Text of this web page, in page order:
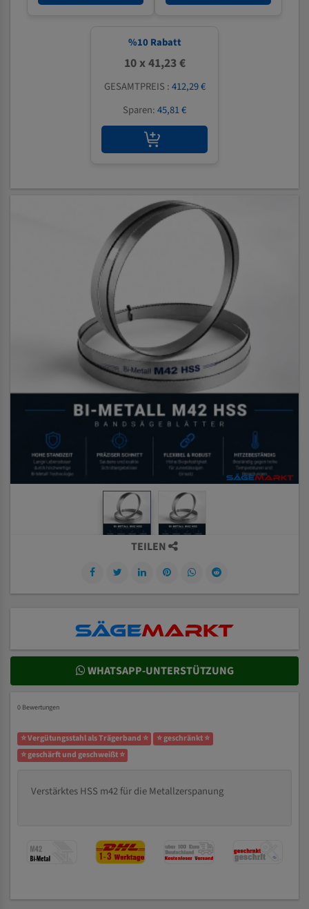
%10 Rabatt
10 x 41,23 €
GESAMTPREIS :412,29 €
Sparen:45,81 €
TEILEN
WHATSAPP-UNTERSTÜTZUNG
0 Bewertungen
⭐ Vergütungsstahl als Trägerband ⭐
⭐ geschränkt ⭐
⭐ geschärft und geschweißt ⭐
Verstärktes HSS m42 für die Metallzerspanung